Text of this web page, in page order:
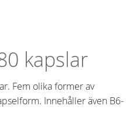
kapslar
Fem olika former av
Innehåller även B6-